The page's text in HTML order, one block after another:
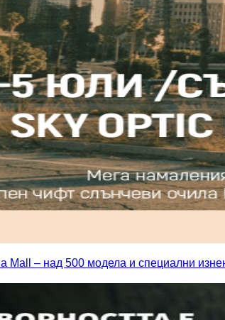
Mall – над 500 модела и специални